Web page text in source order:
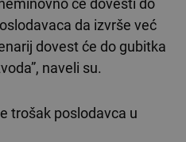
će dovesti do
da izvrše već
dovest će do gubitka
naveli su.
trošak poslodavca u